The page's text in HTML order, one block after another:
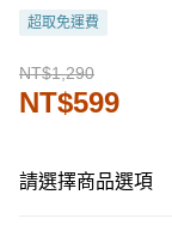
超取免運費
NT$1,290
NT$599
請選擇商品選項